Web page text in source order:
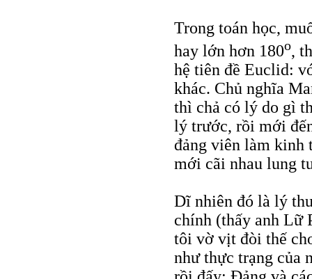
Trong toán học,
hay lớn hơn 180o,
hệ tiên đề Euclid:
khác. Chủ nghĩa
thì chả có lý do gì
lý trước, rồi mới
đảng viên làm kinh
mới cãi nhau lung
Dĩ nhiên đó là lý
chính (thấy anh Lữ
tôi vờ vịt đòi thế
như thực trạng của